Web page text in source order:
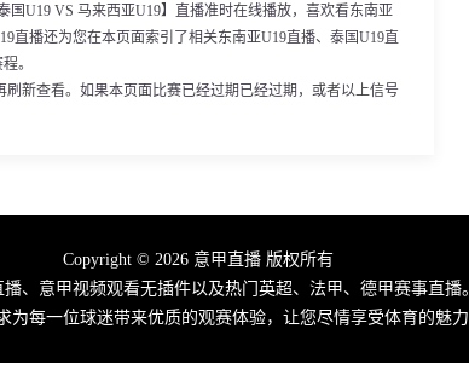
国U19 VS 马来西亚U19】直播准时在线播放，喜欢看东南亚
直播还为您在本页面索引了相关东南亚U19直播、泰国U19直
。
新查看。如果本页面比赛已经过期已经过期，或者以上信号
Copyright © 2026 意甲直播 版权所有
、意甲视频观看无插件以及热门英超、法甲、德甲赛事直
为每一位球迷带来优质的观赛体验，让您尽情享受体育的魅